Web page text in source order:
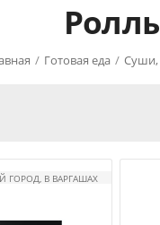
/ Готовая еда / Суши,
В ВАРГАШАХ